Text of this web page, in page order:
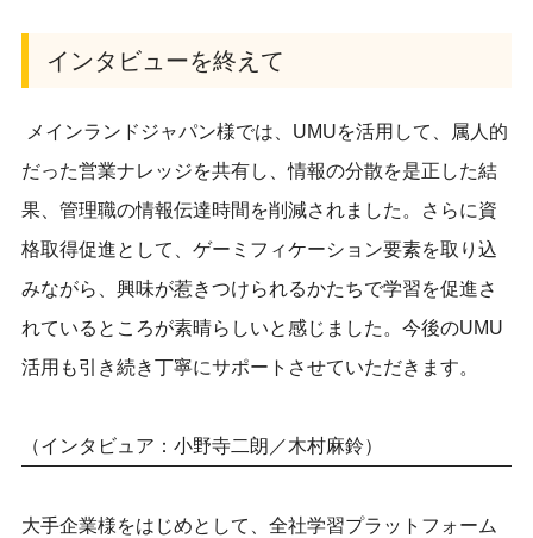
インタビューを終えて
メインランドジャパン様では、UMUを活用して、属人的
だった営業ナレッジを共有し、情報の分散を是正した結
果、管理職の情報伝達時間を削減されました。さらに資
格取得促進として、ゲーミフィケーション要素を取り込
みながら、興味が惹きつけられるかたちで学習を促進さ
れているところが素晴らしいと感じました。今後のUMU
活用も引き続き丁寧にサポートさせていただきます。
（インタビュア：小野寺二朗／木村麻鈴）
大手企業様をはじめとして、全社学習プラットフォーム